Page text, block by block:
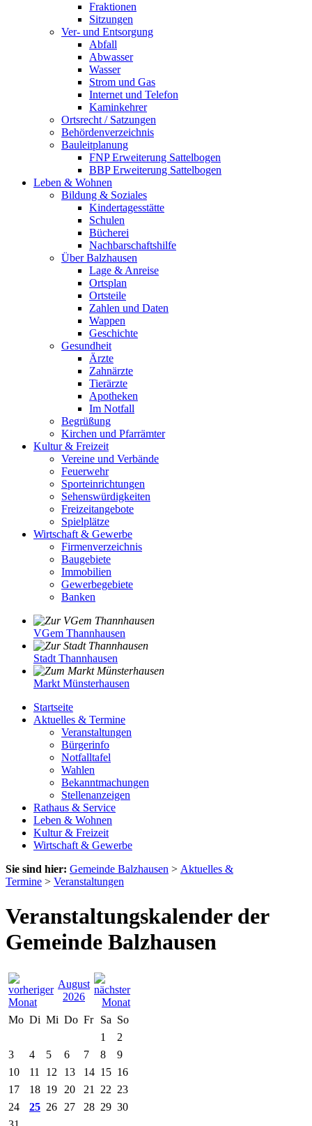
Fraktionen
Sitzungen
Ver- und Entsorgung
Abfall
Abwasser
Wasser
Strom und Gas
Internet und Telefon
Kaminkehrer
Ortsrecht / Satzungen
Behördenverzeichnis
Bauleitplanung
FNP Erweiterung Sattelbogen
BBP Erweiterung Sattelbogen
Leben & Wohnen
Bildung & Soziales
Kindertagesstätte
Schulen
Bücherei
Nachbarschaftshilfe
Über Balzhausen
Lage & Anreise
Ortsplan
Ortsteile
Zahlen und Daten
Wappen
Geschichte
Gesundheit
Ärzte
Zahnärzte
Tierärzte
Apotheken
Im Notfall
Begrüßung
Kirchen und Pfarrämter
Kultur & Freizeit
Vereine und Verbände
Feuerwehr
Sporteinrichtungen
Sehenswürdigkeiten
Freizeitangebote
Spielplätze
Wirtschaft & Gewerbe
Firmenverzeichnis
Baugebiete
Immobilien
Gewerbegebiete
Banken
VGem Thannhausen
Stadt Thannhausen
Markt Münsterhausen
Startseite
Aktuelles & Termine
Veranstaltungen
Bürgerinfo
Notfalltafel
Wahlen
Bekanntmachungen
Stellenanzeigen
Rathaus & Service
Leben & Wohnen
Kultur & Freizeit
Wirtschaft & Gewerbe
Sie sind hier: Gemeinde Balzhausen > Aktuelles &
Termine > Veranstaltungen
Veranstaltungskalender der
Gemeinde Balzhausen
August
2026
Mo Di Mi Do Fr Sa So
1
2
3
4 5 6 7 8
9
10
11 12 13 14 15 16
17
18 19 20 21 22 23
24
25 26 27 28 29 30